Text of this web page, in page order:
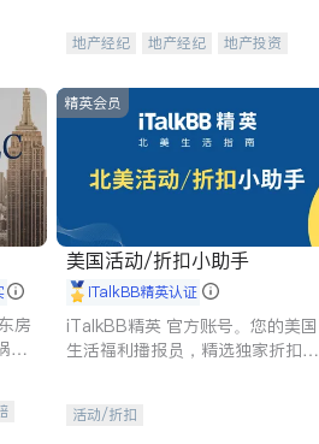
地产经纪 地产经纪
地产投资
房
重
精英会员
美国活动/折扣小助手
iTalkBB精英认证
iTalkBB精英 官方账号。您的美国
生活福利播报员，精选独家折扣、
活动/折扣